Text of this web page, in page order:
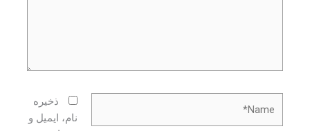
ذخیره
نام، ایمیل و